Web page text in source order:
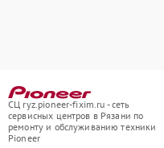
СЦ ryz.pioneer-fixim.ru - сеть
сервисных центров в Рязани по
ремонту и обслуживанию техники
Pioneer